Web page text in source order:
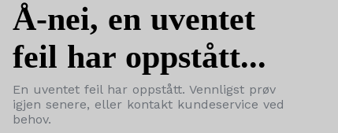
Å-nei, en uventet
feil har oppstått...
En uventet feil har oppstått. Vennligst prøv
igjen senere, eller kontakt kundeservice ved
behov.